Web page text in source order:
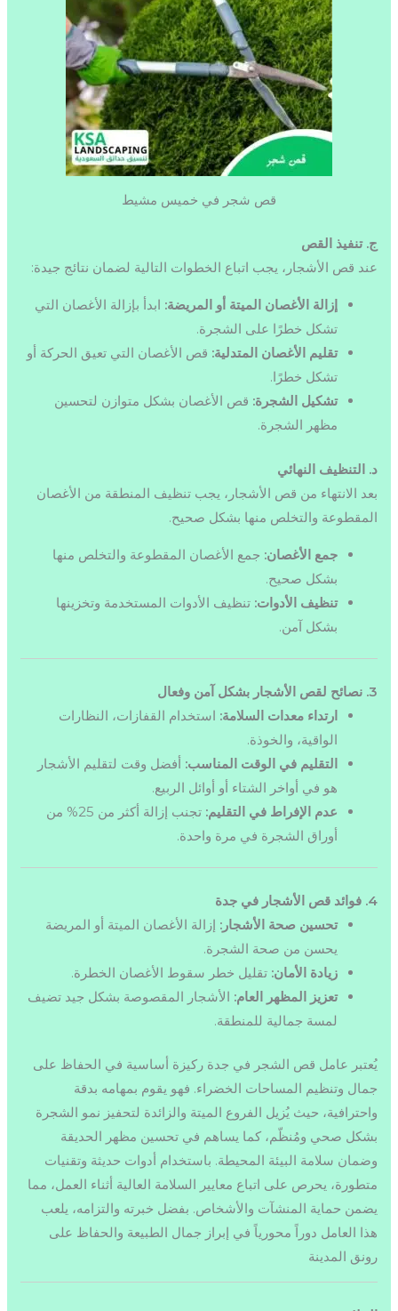
قص شجر في خميس مشيط
ج. تنفيذ القص
عند قص الأشجار، يجب اتباع الخطوات التالية لضمان نتائج جيدة:
إزالة الأغصان الميتة أو المريضة: ابدأ بإزالة الأغصان التي
تشكل خطرًا على الشجرة.
تقليم الأغصان المتدلية: قص الأغصان التي تعيق الحركة أو
تشكل خطرًا.
تشكيل الشجرة: قص الأغصان بشكل متوازن لتحسين
مظهر الشجرة.
د. التنظيف النهائي
بعد الانتهاء من قص الأشجار، يجب تنظيف المنطقة من الأغصان
المقطوعة والتخلص منها بشكل صحيح.
جمع الأغصان: جمع الأغصان المقطوعة والتخلص منها
بشكل صحيح.
تنظيف الأدوات: تنظيف الأدوات المستخدمة وتخزينها
بشكل آمن.
3. نصائح لقص الأشجار بشكل آمن وفعال
ارتداء معدات السلامة: استخدام القفازات، النظارات
الواقية، والخوذة.
التقليم في الوقت المناسب: أفضل وقت لتقليم الأشجار
هو في أواخر الشتاء أو أوائل الربيع.
عدم الإفراط في التقليم:
تجنب إزالة أكثر من 25% من
أوراق الشجرة في مرة واحدة.
4. فوائد قص الأشجار في جدة
تحسين صحة الأشجار: إزالة الأغصان الميتة أو المريضة
يحسن من صحة الشجرة.
زيادة الأمان: تقليل خطر سقوط الأغصان الخطرة.
تعزيز المظهر العام: الأشجار المقصوصة بشكل جيد تضيف
لمسة جمالية للمنطقة.
يُعتبر عامل قص الشجر في جدة ركيزة أساسية في الحفاظ على
جمال وتنظيم المساحات الخضراء. فهو يقوم بمهامه بدقة
واحترافية، حيث يُزيل الفروع الميتة والزائدة لتحفيز نمو الشجرة
بشكل صحي ومُنظّم، كما يساهم في تحسين مظهر الحديقة
وضمان سلامة البيئة المحيطة. باستخدام أدوات حديثة وتقنيات
متطورة، يحرص على اتباع معايير السلامة العالية أثناء العمل، مما
يضمن حماية المنشآت والأشخاص. بفضل خبرته والتزامه، يلعب
هذا العامل دوراً محورياً في إبراز جمال الطبيعة والحفاظ على
رونق المدينة